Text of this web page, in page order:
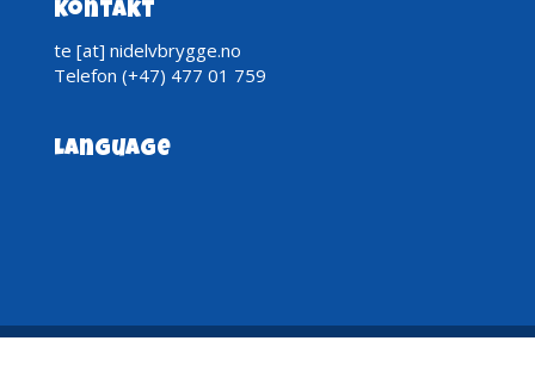
Kontakt
te [at] nidelvbrygge.no
Telefon (+47) 477 01 759
Language